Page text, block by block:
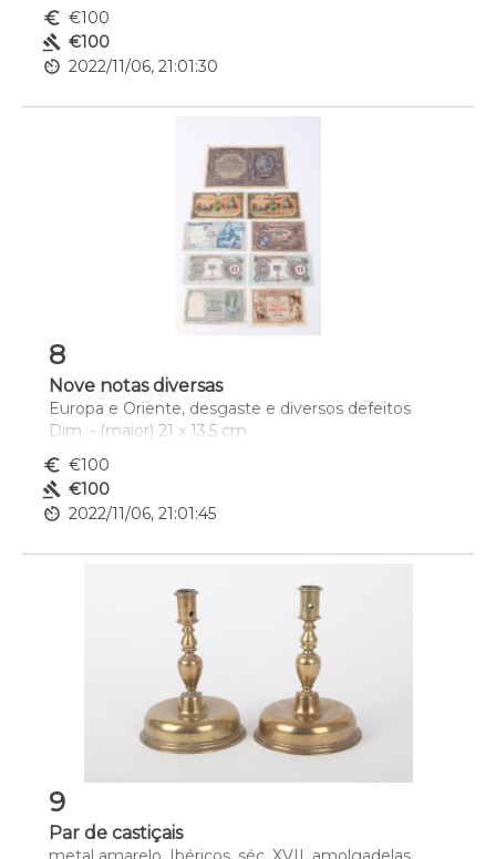
euro_symbol €100
gavel €100
av_timer 2022/11/06, 21:01:30
8
Nove notas diversas
Europa e Oriente, desgaste e diversos defeitos
Dim. - (maior) 21 x 13,5 cm
euro_symbol €100
gavel €100
av_timer 2022/11/06, 21:01:45
9
Par de castiçais